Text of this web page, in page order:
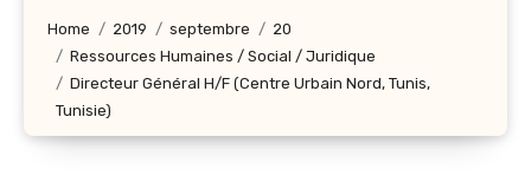
Home 2019 septembre
20
Ressources Humaines / Social / Juridique
Directeur Général H/F (Centre Urbain Nord, Tunis,
Tunisie)